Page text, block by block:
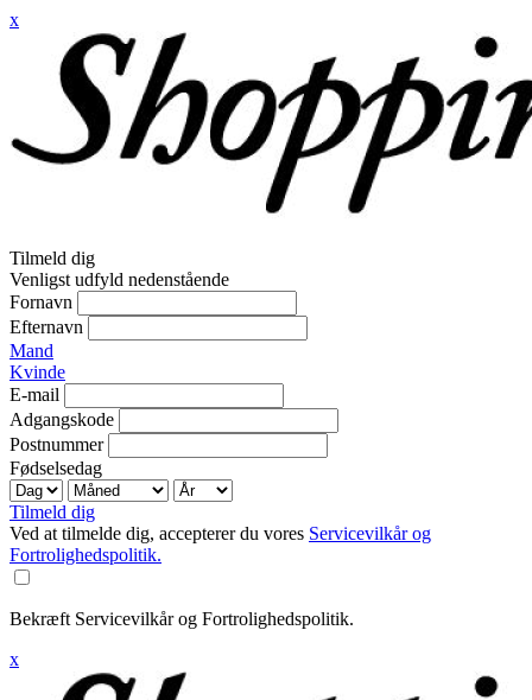
x
Tilmeld dig
Venligst udfyld nedenstående
Fornavn
Efternavn
Mand
Kvinde
E-mail
Adgangskode
Postnummer
Fødselsedag
Tilmeld dig
Ved at tilmelde dig, accepterer du vores Servicevilkår og
Fortrolighedspolitik.
Bekræft Servicevilkår og Fortrolighedspolitik.
x